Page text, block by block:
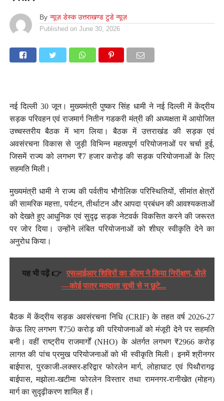
By न्यूज़ डेस्क उत्तराखण्ड टुडे न्यूज़
Published on June 30, 2026
नई दिल्ली 30 जून। मुख्यमंत्री पुष्कर सिंह धामी ने नई दिल्ली में केंद्रीय
सड़क परिवहन एवं राजमार्ग नितीन गडकरी मंत्री की अध्यक्षता में आयोजित
उच्चस्तरीय बैठक में भाग लिया। बैठक में उत्तराखंड की सड़क एवं
अवसंरचना विकास से जुड़ी विभिन्न महत्वपूर्ण परियोजनाओं पर चर्चा हुई,
जिसमें राज्य को लगभग ₹7 हजार करोड़ की सड़क परियोजनाओं के लिए
सहमति मिली।
मुख्यमंत्री धामी ने राज्य की पर्वतीय भौगोलिक परिस्थितियों, सीमांत क्षेत्रों
की सामरिक महत्ता, पर्यटन, तीर्थाटन और आपदा प्रबंधन की आवश्यकताओं
को देखते हुए आधुनिक एवं सुदृढ़ सड़क नेटवर्क विकसित करने की जरूरत
पर जोर दिया। उन्होंने लंबित परियोजनाओं को शीघ्र स्वीकृति देने का
अनुरोध किया।
यह भी पढ़ें 👉 एसआईआर शिविरों का डीएम ने किया निरीक्षण, बोले
—कोई पात्र मतदाता सूची से न छूटे...
बैठक में केंद्रीय सड़क अवसंरचना निधि (CRIF) के तहत वर्ष 2026-27
केऊ लिए लगभग ₹750 करोड़ की परियोजनाओं को मंजूरी देने पर सहमति
बनी। वहीं राष्ट्रीय राजमार्गों (NHO) के अंतर्गत लगभग ₹2966 करोड़
लागत की पांच प्रमुख परियोजनाओं को भी स्वीकृति मिली। इनमें श्रीनगर
बाईपास, पुरकाजी-लक्सर-हरिद्वार फोरलेन मार्ग, लोहाघाट एवं पिथौरागढ़
बाईपास, मझोला-खटीमा फोरलेन विस्तार तथा रामनगर-रानीखेत (मोहन)
मार्ग का सुदृढ़ीकरण शामिल हैं।